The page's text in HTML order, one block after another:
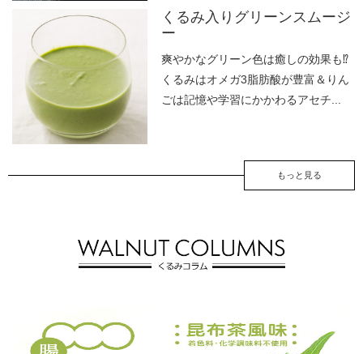
くるみ入りグリーンスムージ
ー
爽やかなグリーン色は癒しの効果も⁉
くるみはオメガ3脂肪酸が豊富＆りん
ごは記憶や学習にかかわるアセチ...
もっと見る